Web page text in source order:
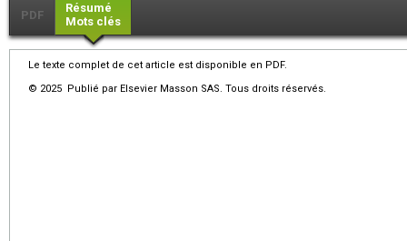
PDF
Résumé
Mots clés
Le texte complet de cet article est disponible en PDF.
© 2025 Publié par Elsevier Masson SAS. Tous droits réservés.